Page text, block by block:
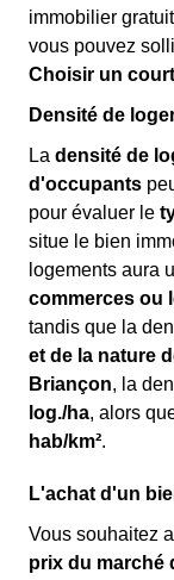
immobilier
vous pouvez
Choisir un
Densité de
La densité de
d'occupants
pour évaluer le
situe le bien
logements aura
commerces ou
tandis que la
et de la nature
Briançon, la
log./ha, alors
hab/km².
L'achat d'un
Vous souhaitez
prix du marché